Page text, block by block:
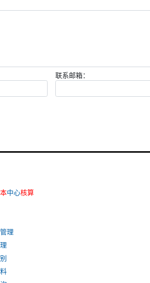
联系邮箱：
中心核算
理